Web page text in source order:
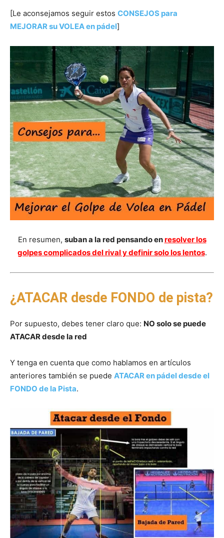
[Le aconsejamos seguir estos CONSEJOS para
MEJORAR su VOLEA en pádel]
En resumen, suban a la red pensando enresolver los
golpes complicados del rival y definir solo los lentos.
¿ATACAR desde FONDO de pista?
Por supuesto, debes tener claro que: NO solo se puede
ATACAR desde la red
Y tenga en cuenta que como hablamos en artículos
anteriores también se puede ATACAR en pádel desde el
FONDO de la Pista.